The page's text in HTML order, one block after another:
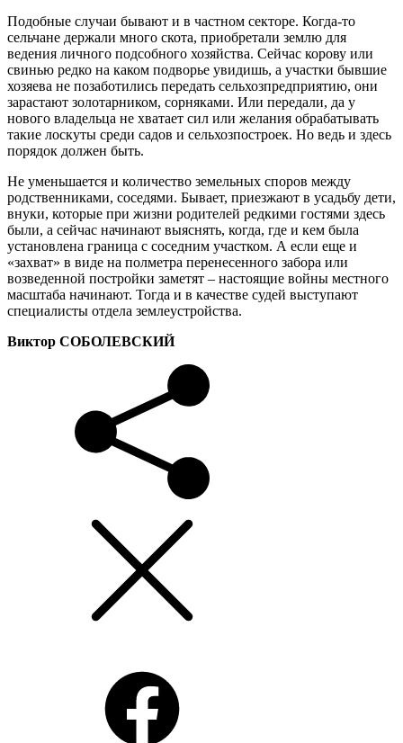
Подобные случаи бывают и в частном секторе. Когда-то
сельчане держали много скота, приобретали землю для
ведения личного подсобного хозяйства. Сейчас корову или
свинью редко на каком подворье увидишь, а участки бывшие
хозяева не позаботились передать сельхозпредприятию, они
зарастают золотарником, сорняками. Или передали, да у
нового владельца не хватает сил или желания обрабатывать
такие лоскуты среди садов и сельхозпостроек. Но ведь и здесь
порядок должен быть.
Не уменьшается и количество земельных споров между
родственниками, соседями. Бывает, приезжают в усадьбу дети,
внуки, которые при жизни родителей редкими гостями здесь
были, а сейчас начинают выяснять, когда, где и кем была
установлена граница с соседним участком. А если еще и
«захват» в виде на полметра перенесенного забора или
возведенной постройки заметят – настоящие войны местного
масштаба начинают. Тогда и в качестве судей выступают
специалисты отдела землеустройства.
Виктор СОБОЛЕВСКИЙ